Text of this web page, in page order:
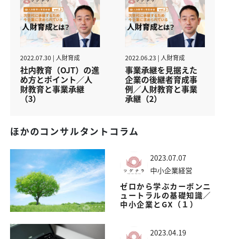
2022.07.30 | 人財育成
社内教育（OJT）の進
め方とポイント／人
財教育と事業承継
（3）
2022.06.23 | 人財育成
事業承継を見据えた
企業の後継者育成事
例／人財教育と事業
承継（2）
ほかのコンサルタントコラム
2023.07.07
中小企業経営
ゼロから学ぶカーボンニ
ュートラルの基礎知識／
中小企業とGX（１）
2023.04.19